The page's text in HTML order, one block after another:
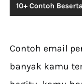
Contoh email
banyak kamu